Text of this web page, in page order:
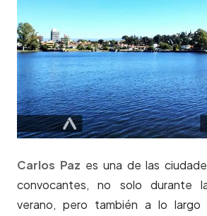
Carlos Paz es una de las
convocantes, no solo durante
verano, pero también a lo